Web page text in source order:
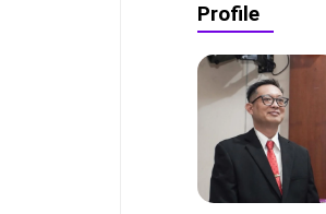
Profile